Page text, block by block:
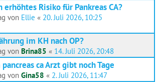
erhöhtes Risiko für Pankreas CA?
von Ellie « 20. Juli 2026, 10:25
im KH nach OP?
von Brina85 « 14. Juli 2026, 20:48
ca Arzt gibt noch Tage
von Gina58 « 2. Juli 2026, 11:47